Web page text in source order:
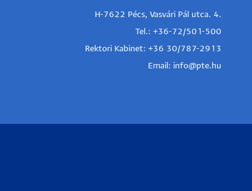
H-7622 Pécs, Vasvári Pál utca. 4.
Tel.: +36-72/501-500
Rektori Kabinet: +36 30/787-2913
Email: info@pte.hu